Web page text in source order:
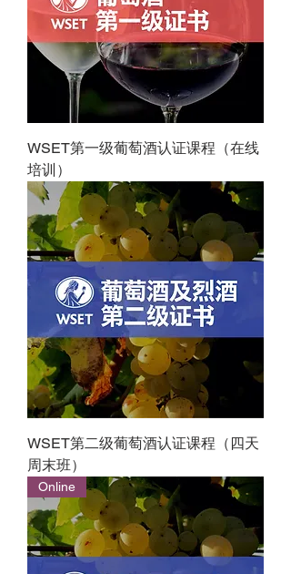
WSET第一级葡萄酒认证课程（在线
培训）
WSET第二级葡萄酒认证课程（四天
周末班）
Online